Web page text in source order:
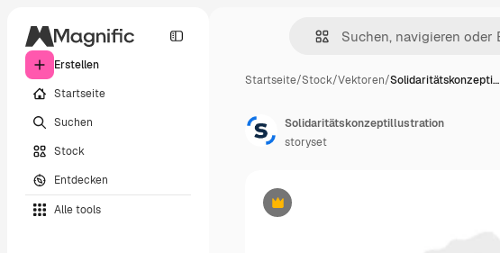
Erstellen
Startseite
Suchen
Stock
Entdecken
Alle tools
Startseite/Stock/Vektoren/Solidaritätskonzepti…
Premium
Solidaritätskonzeptillustration
storyset